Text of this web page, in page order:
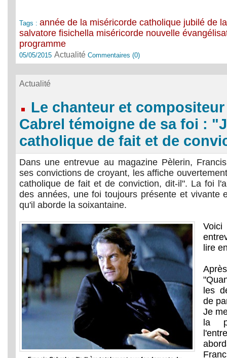
Tags :année de la miséricorde catholique jubilé de
salvatore fisichella miséricorde nouvelle
programme
05/05/2015 ActualitéCommentaires (0)
Actualité
Le chanteur et
Cabrel témoigne de sa foi :
catholique de fait et de
Dans une entrevue au magazine Pèlerin,
ses convictions de croyant, les affiche
catholique de fait et de conviction, dit-il". La foi
des années, une foi toujours présente et vivante
qu'il aborde la soixantaine.
lire
les
de
Je
la